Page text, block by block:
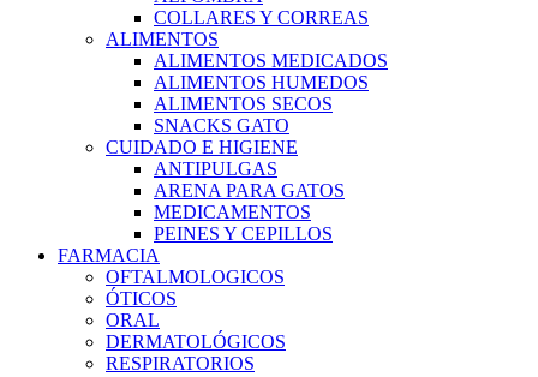
COLLARES Y CORREAS
ALIMENTOS
ALIMENTOS MEDICADOS
ALIMENTOS HUMEDOS
ALIMENTOS SECOS
SNACKS GATO
CUIDADO E HIGIENE
ANTIPULGAS
ARENA PARA GATOS
MEDICAMENTOS
PEINES Y CEPILLOS
FARMACIA
OFTALMOLOGICOS
ÓTICOS
ORAL
DERMATOLÓGICOS
RESPIRATORIOS